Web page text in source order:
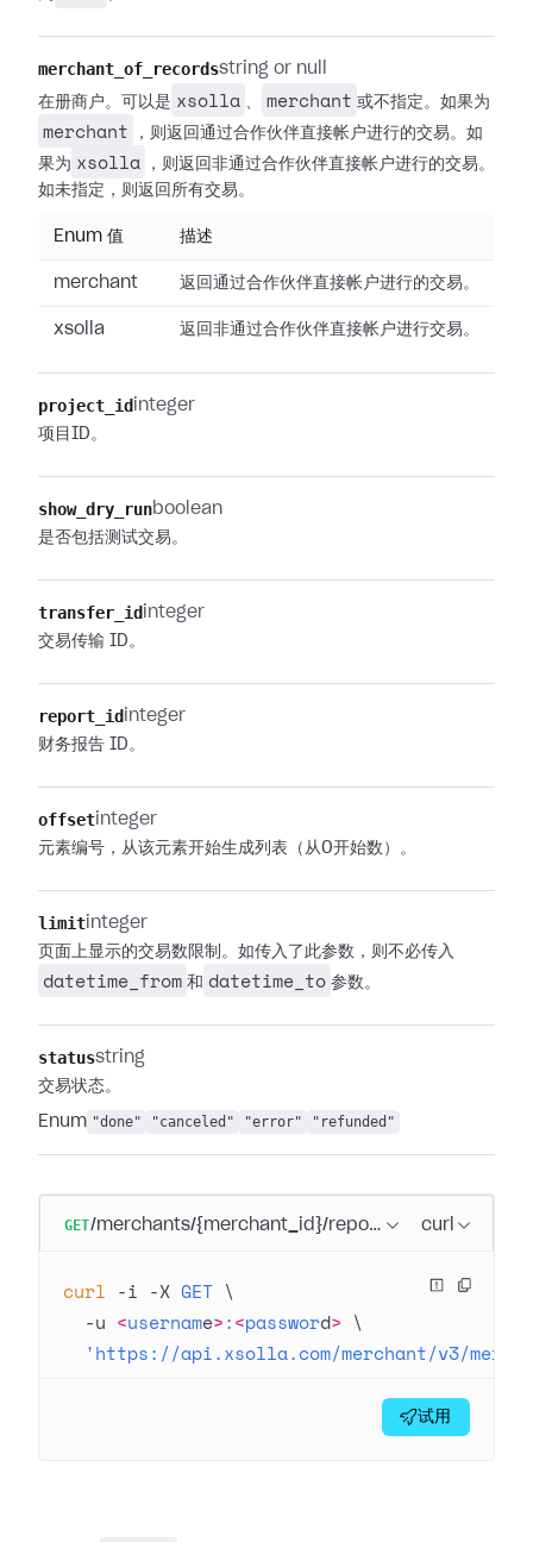
merchant_of_recordsstring or null
在册商户。可以是 xsolla 、 merchant 或不指定。如果为
merchant
，则返回通过合作伙伴直接帐户进行的交易。如
果为 xsolla
，则返回非通过合作伙伴直接帐户进行的交易。
如未指定，则返回所有交易。
Enum 值 描述
merchant 返回通过合作伙伴直接帐户进行的交易。
xsolla 返回非通过合作伙伴直接帐户进行交易。
project_id integer
项目ID。
show_dry_runboolean
是否包括测试交易。
transfer_id integer
交易传输 ID。
report_id integer
财务报告 ID。
offset integer
元素编号，从该元素开始生成列表（从0开始数）。
limit integer
页面上显示的交易数限制。如传入了此参数，则不必传入
datetime_from 和 datetime_to 参数。
statusstring
交易状态。
Enum "done" "canceled" "error" "refunded"
GET/merchants/{merchant_id}/reports/transactions/
curl
curl -i -X GET \
  -u
<username>:<password> \
'https://api.xsolla.com/merchant/v3/
试用